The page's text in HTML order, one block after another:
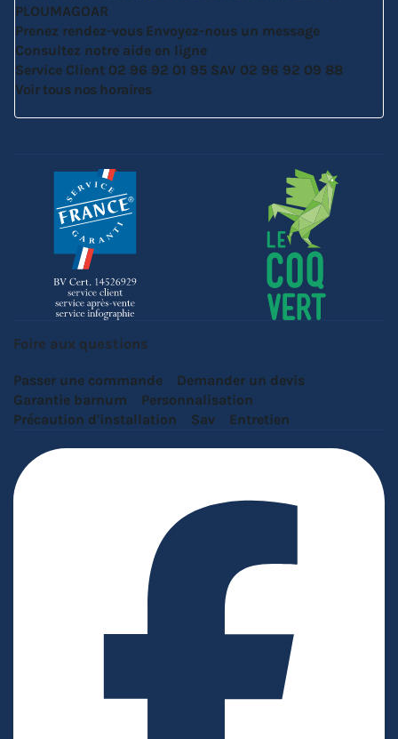
PLOUMAGOAR
Prenez rendez-vous Envoyez-nous un message
Consultez notre aide en ligne
Service Client 02 96 92 01 95 SAV 02 96 92 09 88
Voir tous nos horaires
Foire aux questions
Passer une commande
Demander un devis
Garantie barnum
Personnalisation
Précaution d'installation
Sav Entretien